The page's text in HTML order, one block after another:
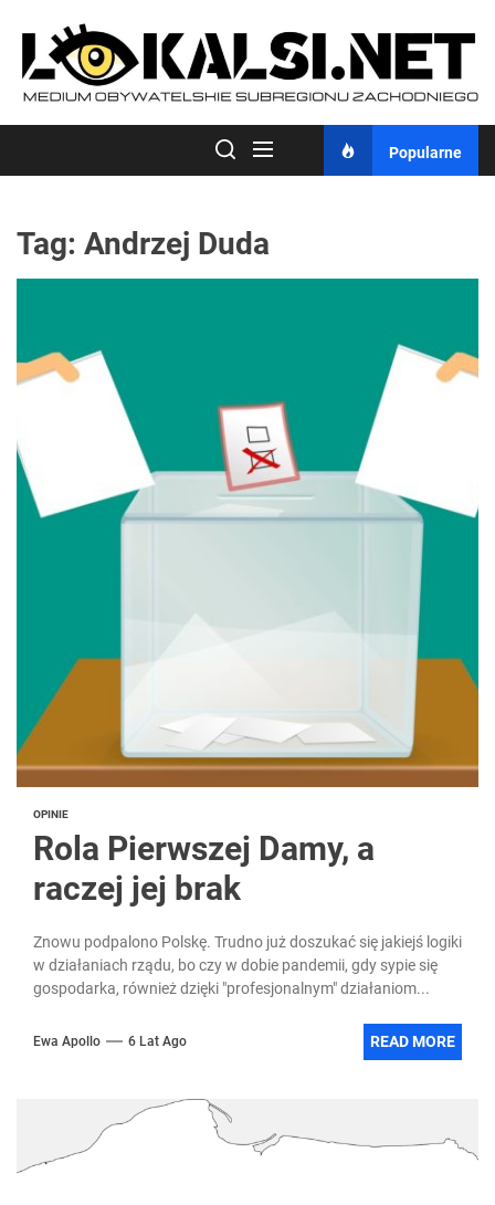
content
Popularne
Tag: Andrzej Duda
OPINIE
Rola Pierwszej Damy, a
raczej jej brak
Znowu podpalono Polskę. Trudno już doszukać się jakiejś logiki
w działaniach rządu, bo czy w dobie pandemii, gdy sypie się
gospodarka, również dzięki "profesjonalnym" działaniom...
Ewa Apollo 6 Lat Ago READ MORE